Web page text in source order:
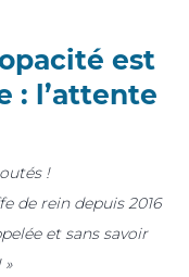
est
: l’attente
!
de rein depuis 2016
et sans savoir